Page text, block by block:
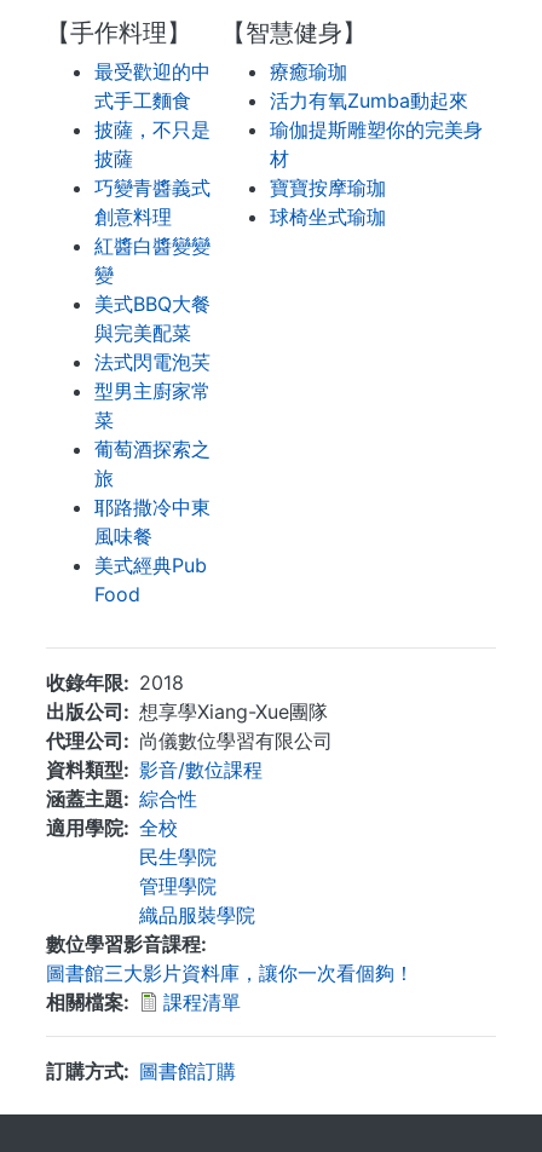
【手作料理】 【智慧健身】
最受歡迎的中
式手工麵食
披薩，不只是
披薩
巧變青醬義式
創意料理
紅醬白醬變變
變
美式BBQ大餐
與完美配菜
法式閃電泡芺
型男主廚家常
菜
葡萄酒探索之
旅
耶路撒冷中東
風味餐
美式經典Pub
Food
療癒瑜珈
活力有氧Zumba動起來
瑜伽提斯雕塑你的完美身
材
寶寶按摩瑜珈
球椅坐式瑜珈
收錄年限
2018
出版公司
想享學Xiang-Xue團隊
代理公司
尚儀數位學習有限公司
資料類型
影音/數位課程
涵蓋主題
綜合性
適用學院
全校
民生學院
管理學院
織品服裝學院
數位學習影音課程
圖書館三大影片資料庫，讓你一次看個夠！
相關檔案
課程清單
訂購方式
圖書館訂購